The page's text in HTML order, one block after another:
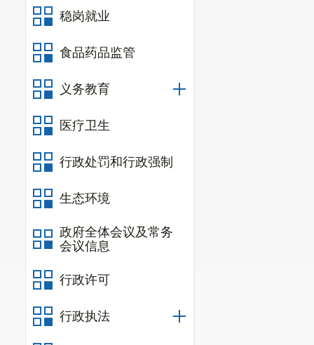
稳岗就业
食品药品监管
义务教育
医疗卫生
行政处罚和行政强制
生态环境
政府全体会议及常务
会议信息
行政许可
行政执法